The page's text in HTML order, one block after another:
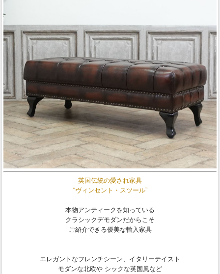
英国伝統の愛され家具
“ヴィンセント・スツール”
本物アンティークを知っている
クラシックデモダンだからこそ
ご紹介できる優美な輸入家具
エレガントなフレンチシーン、イタリーテイスト
モダンな北欧や シックな英国風など